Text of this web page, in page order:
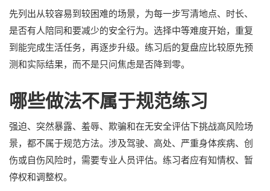
先列出从较容易到较困难的场景，为每一步写清地点、时长、
是否有人陪同和要减少的安全行为。选择中等难度开始，重复
到能完成生活任务，再逐步升级。练习后的复盘应比较原先预
测和实际结果，而不是只问焦虑是否降到零。
哪些做法不属于规范练习
强迫、突然暴露、羞辱、欺骗和在无安全评估下挑战高风险场
景，都不属于规范方法。涉及驾驶、高处、严重身体疾病、创
伤或自伤风险时，需要专业人员评估。练习者应有知情权、暂
停权和调整权。